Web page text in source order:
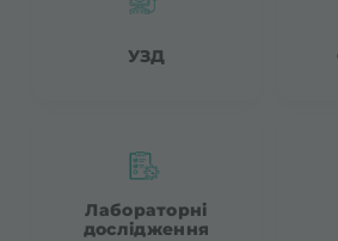
УЗД
Лабораторні
дослідження